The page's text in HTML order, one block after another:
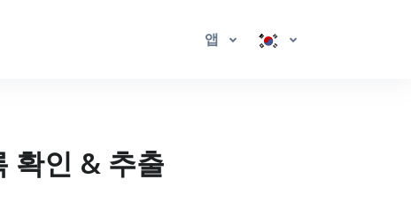
앱
확인 & 추출